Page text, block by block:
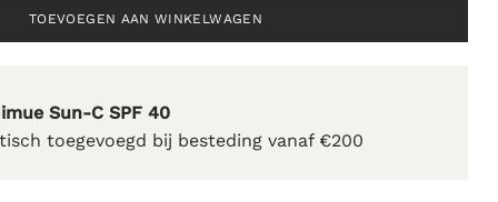
TOEVOEGEN AAN WINKELWAGEN
Sun-C SPF 40
toegevoegd bij besteding vanaf €200